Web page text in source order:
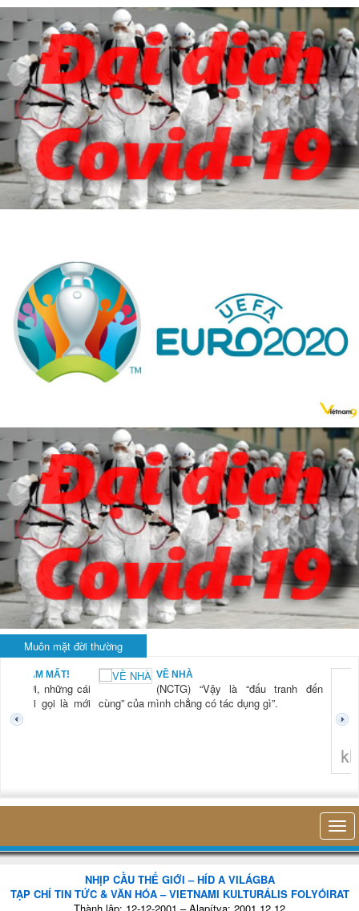
Muôn mặt đời thường
NAM MẤT!
“Xời, những cái
mới gọi là mới
VỀ NHÀ
(NCTG) “Vậy là “đấu tranh đến
cùng” của mình chẳng có tác dụng gì”.
NHỊP CẦU THẾ GIỚI – HÍD A VILÁGBA
TẠP CHÍ TIN TỨC & VĂN HÓA – VIETNAMI KULTURÁLIS FOLYÓIRAT